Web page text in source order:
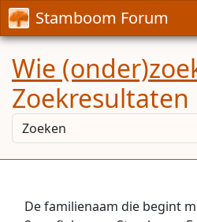
Stamboom Forum
Wie
De familienaam die begint